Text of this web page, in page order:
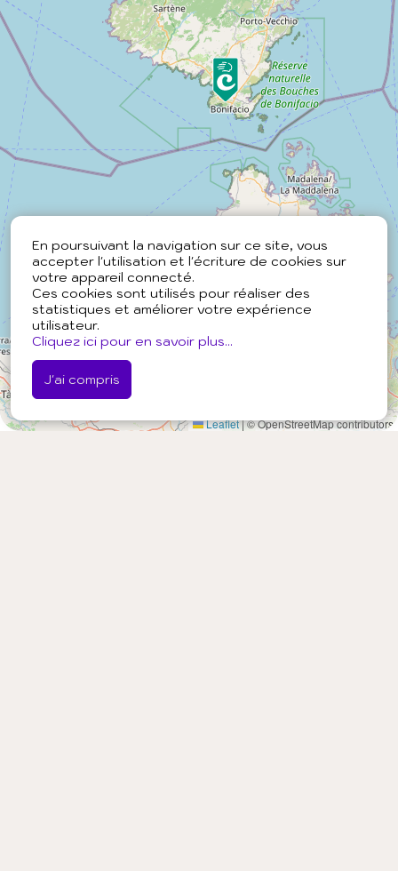
En poursuivant la navigation sur ce site, vous
accepter l'utilisation et l'écriture de cookies sur
votre appareil connecté.
Ces cookies sont utilisés pour réaliser des
statistiques et améliorer votre expérience
utilisateur.
Cliquez ici pour en savoir plus...
J'ai compris
Leaflet|© OpenStreetMap contributors